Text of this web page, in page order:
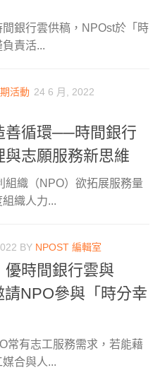
銀行雲供稿，NPOst於「時
責活...
活動 24 6 月, 2022
善循環──時間銀行
與志願服務新思維
組織（NPO）欲拓展服務量
織人力...
BY NPOST 編輯室
優時間銀行雲與
NPO參與「時分幸
常有志工服務需求，若能藉
合與人...